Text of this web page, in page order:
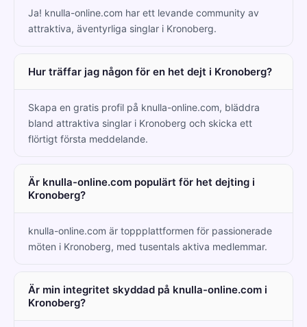
Ja! knulla-online.com har ett levande community av
attraktiva, äventyrliga singlar i Kronoberg.
Hur träffar jag någon för en het dejt i Kronoberg?
Skapa en gratis profil på knulla-online.com, bläddra
bland attraktiva singlar i Kronoberg och skicka ett
flörtigt första meddelande.
Är knulla-online.com populärt för het dejting i
Kronoberg?
knulla-online.com är toppplattformen för passionerade
möten i Kronoberg, med tusentals aktiva medlemmar.
Är min integritet skyddad på knulla-online.com i
Kronoberg?